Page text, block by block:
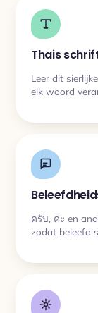
Thais
Leer dit
elk woord
ครับ, ค่ะ en
zodat beleefd